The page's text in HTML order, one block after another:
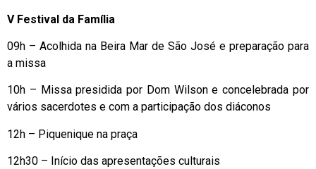
V Festival da Família
09h – Acolhida na Beira Mar de São José e preparação para
a missa
10h – Missa presidida por Dom Wilson e concelebrada por
vários sacerdotes e com a participação dos diáconos
12h – Piquenique na praça
12h30 – Início das apresentações culturais